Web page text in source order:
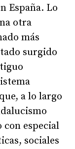
España. Lo
otra
más
surgido
a lo largo
con especial
sociales